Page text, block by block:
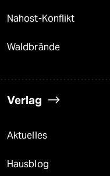
Nahost-Konflikt
Waldbrände
Verlag
Aktuelles
Hausblog